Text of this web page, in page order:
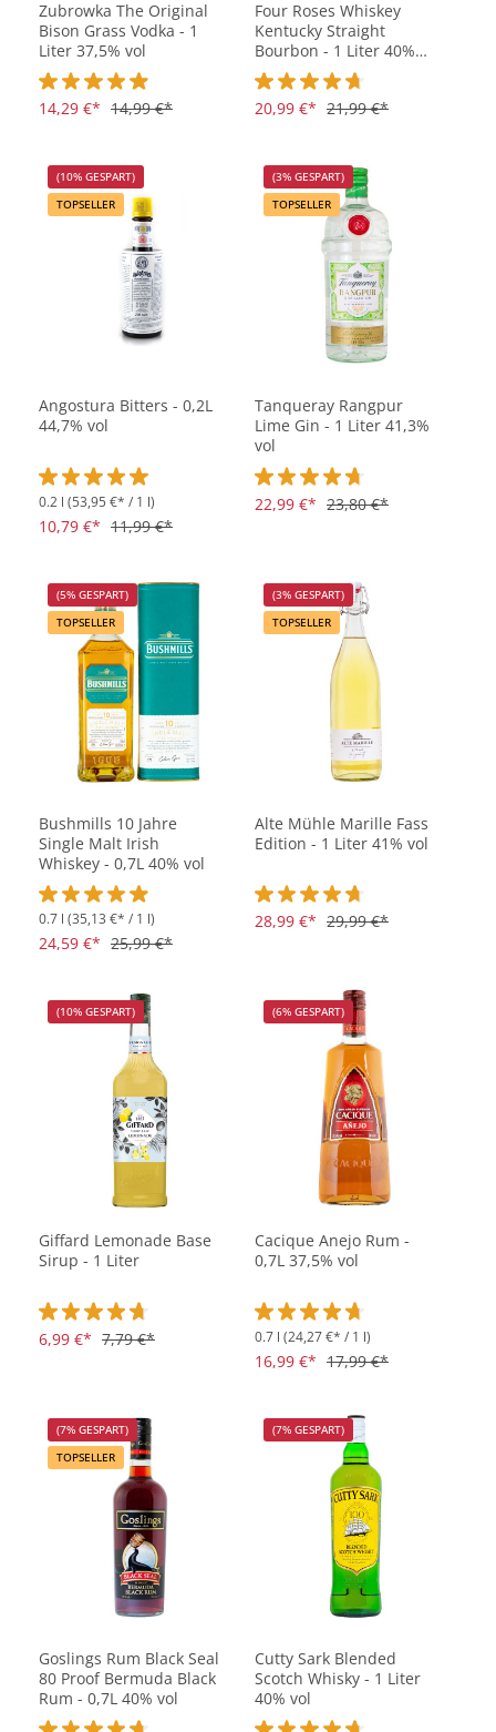
Zubrowka The Original
Bison Grass Vodka - 1
Liter 37,5% vol
Durchschnittliche Bewertung von 4.9 von 5 Sternen
14,29 €* 14,99 €*
Four Roses Whiskey
Kentucky Straight
Bourbon - 1 Liter 40%
vol
Durchschnittliche Bewertung
20,99 €* 21,99 €*
(10% GESPART)
TOPSELLER
Angostura Bitters - 0,2L
44,7% vol
Durchschnittliche Bewertung von 5 von 5 Sternen
0.2 l (53,95 €* / 1 l)
10,79 €* 11,99 €*
(3% GESPART)
TOPSELLER
Tanqueray Rangpur
Lime Gin - 1 Liter 41,3%
vol
Durchschnittliche Bewertung
22,99 €* 23,80 €*
(5% GESPART)
TOPSELLER
Bushmills 10 Jahre
Single Malt Irish
Whiskey - 0,7L 40% vol
Durchschnittliche Bewertung von 4.8 von 5 Sternen
0.7 l (35,13 €* / 1 l)
24,59 €* 25,99 €*
(3% GESPART)
TOPSELLER
Alte Mühle Marille Fass
Edition - 1 Liter 41% vol
Durchschnittliche Bewertung
28,99 €* 29,99 €*
(10% GESPART)
Giffard Lemonade Base
Sirup - 1 Liter
Durchschnittliche Bewertung von 4.7 von 5 Sternen
6,99 €* 7,79 €*
(6% GESPART)
Cacique Anejo Rum -
0,7L 37,5% vol
Durchschnittliche Bewertung
0.7 l (24,27 €* / 1 l)
16,99 €* 17,99 €*
(7% GESPART)
TOPSELLER
Goslings Rum Black Seal
80 Proof Bermuda Black
Rum - 0,7L 40% vol
(7% GESPART)
Cutty Sark Blended
Scotch Whisky - 1 Liter
40% vol